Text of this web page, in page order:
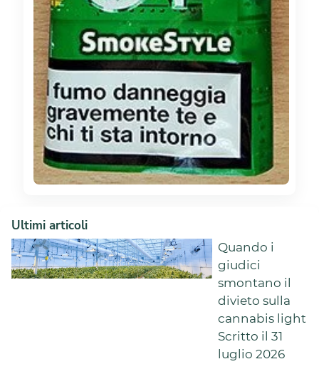
Ultimi articoli
Quando i
giudici
smontano il
divieto sulla
cannabis light
Scritto il 31
luglio 2026